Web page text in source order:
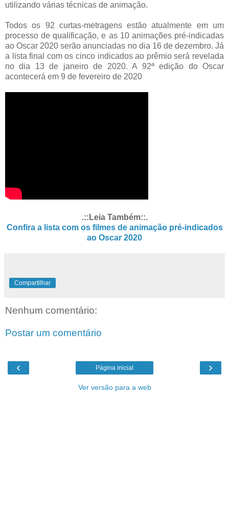
utilizando várias técnicas de animação.
Todos os 92 curtas-metragens estão atualmente em um
processo de qualificação, e as 10 animações pré-indicadas
ao Oscar 2020 serão anunciadas no dia 16 de dezembro. Já
a lista final com os cinco indicados ao prêmio será revelada
no dia 13 de janeiro de 2020. A 92ª edição do Oscar
acontecerá em 9 de fevereiro de 2020
.::Leia Também::.
Confira a lista com os filmes de animação pré-indicados
ao Oscar 2020
Compartilhar
Nenhum comentário:
Postar um comentário
‹ ›
Página inicial
Ver versão para a web